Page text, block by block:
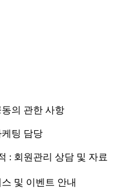
의 관한 사항
팅 담당
: 회원관리 상담 및 자료
및 이벤트 안내